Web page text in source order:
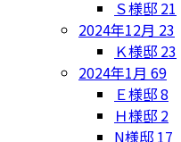
Ｓ様邸 21
2024年12月 23
Ｋ様邸 23
2024年1月 69
Ｅ様邸8
Ｈ様邸 2
N様邸 17